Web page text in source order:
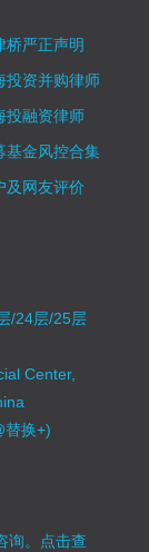
桥严正声明
投资并购律师
投融资律师
基金风控合集
及网友评价
/24层/25层
Center,
替换+)
。 点击查